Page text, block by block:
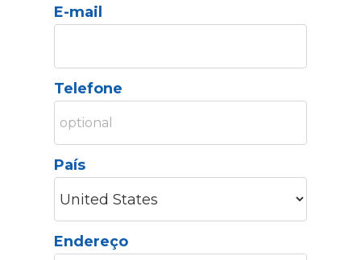
E-mail
Telefone
País
Endereço